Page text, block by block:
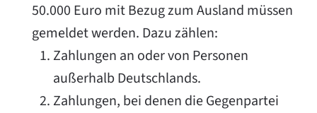
50.000 Euro mit Bezug zum Ausland müssen
gemeldet werden. Dazu zählen:
Zahlungen an oder von Personen
außerhalb Deutschlands.
Zahlungen, bei denen die Gegenpartei